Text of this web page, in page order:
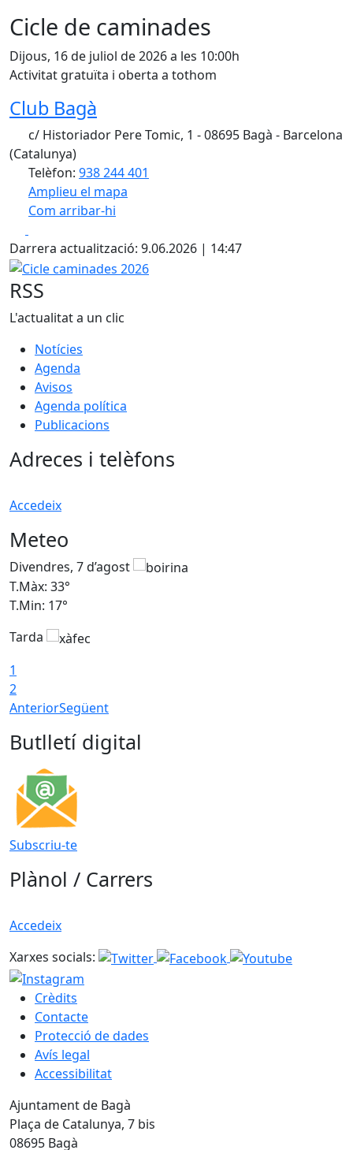
Cicle de caminades
Dijous, 16 de juliol de 2026 a les 10:00h
Activitat gratuïta i oberta a tothom
Club Bagà
c/ Historiador Pere Tomic, 1 - 08695 Bagà - Barcelona
(Catalunya)
Telèfon: 938 244 401
Amplieu el mapa
Com arribar-hi
+
−
Darrera actualització: 9.06.2026 | 14:47
Cicle caminades 2026
RSS
L'actualitat a un clic
Notícies
Agenda
Avisos
Agenda política
Publicacions
Adreces i telèfons
Accedeix
Meteo
Divendres, 7 d’agost
T.Màx: 33°
T.Min: 17°
Tarda
1
2
AnteriorSegüent
Butlletí digital
Subscriu-te
Plànol / Carrers
Accedeix
Xarxes socials:
Crèdits
Contacte
Protecció de dades
Avís legal
Accessibilitat
Ajuntament de Bagà
Plaça de Catalunya, 7 bis
08695 Bagà